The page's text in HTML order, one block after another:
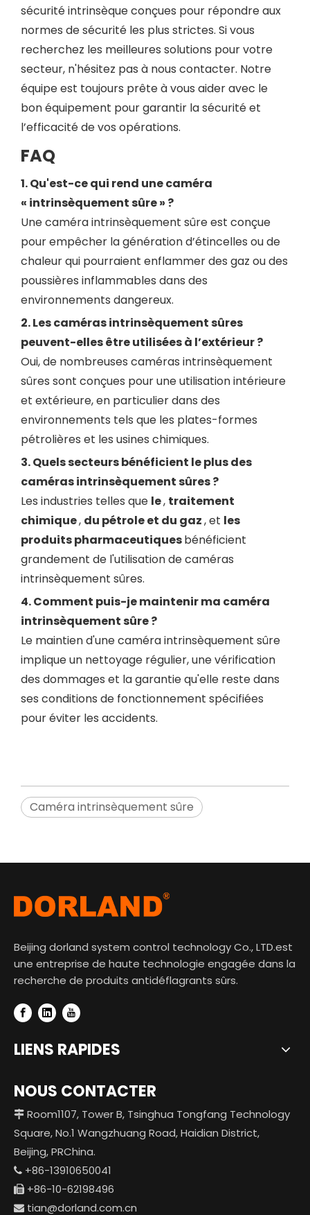
sécurité intrinsèque conçues pour répondre aux
normes de sécurité les plus strictes. Si vous
recherchez les meilleures solutions pour votre
secteur, n'hésitez pas à nous contacter. Notre
équipe est toujours prête à vous aider avec le
bon équipement pour garantir la sécurité et
l’efficacité de vos opérations.
FAQ
1. Qu'est-ce qui rend une caméra
« intrinsèquement sûre » ?
Une caméra intrinsèquement sûre est conçue
pour empêcher la génération d’étincelles ou de
chaleur qui pourraient enflammer des gaz ou des
poussières inflammables dans des
environnements dangereux.
2. Les caméras intrinsèquement sûres
peuvent-elles être utilisées à l’extérieur ?
Oui, de nombreuses caméras intrinsèquement
sûres sont conçues pour une utilisation intérieure
et extérieure, en particulier dans des
environnements tels que les plates-formes
pétrolières et les usines chimiques.
3. Quels secteurs bénéficient le plus des
caméras intrinsèquement sûres ?
Les industries telles que le, traitement
chimique, du pétrole et du gaz, et les
produits pharmaceutiquesbénéficient
grandement de l'utilisation de caméras
intrinsèquement sûres.
4. Comment puis-je maintenir ma caméra
intrinsèquement sûre ?
Le maintien d'une caméra intrinsèquement sûre
implique un nettoyage régulier, une vérification
des dommages et la garantie qu'elle reste dans
ses conditions de fonctionnement spécifiées
pour éviter les accidents.
Caméra intrinsèquement sûre
Beijing dorland system control technology Co., LTD.est
une entreprise de haute technologie engagée dans la
recherche de produits antidéflagrants sûrs.
LIENS RAPIDES
NOUS CONTACTER
 Room1107, Tower B, Tsinghua Tongfang Technology
Square, No.1 Wangzhuang Road, Haidian District,
Beijing, PRChina.
 +86-13910650041
 +86-10-62198496
 tian@dorland.com.cn